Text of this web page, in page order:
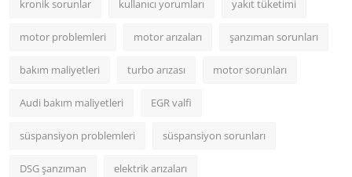
kronik sorunlar kullanıcı yorumları yakıt tüketimi
motor problemleri motor arızaları şanzıman sorunları
bakım maliyetleri turbo arızası motor sorunları
Audi bakım maliyetleri EGR valfi
süspansiyon problemleri süspansiyon sorunları
DSG şanzıman elektrik arızaları